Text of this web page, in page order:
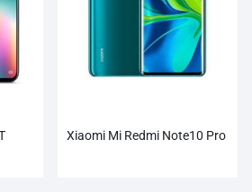
Xiaomi Mi Redmi Note10 Pro